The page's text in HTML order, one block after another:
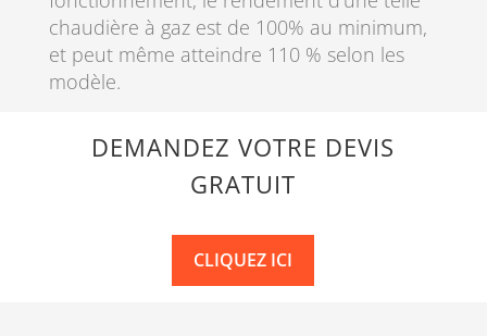
chaudière à gaz est de 100% au minimum,
et peut même atteindre 110 % selon les
modèle.
DEMANDEZ VOTRE DEVIS
GRATUIT
CLIQUEZ ICI